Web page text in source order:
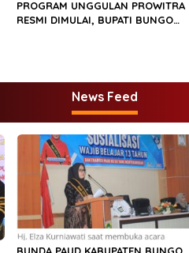
PROGRAM UNGGULAN PROWITRA
RESMI DIMULAI, BUPATI BUNGO
News Feed